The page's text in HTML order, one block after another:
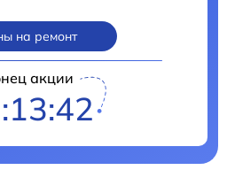
на ремонт
акции